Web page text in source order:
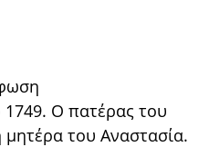
Ο πατέρας του
μητέρα του Αναστασία.